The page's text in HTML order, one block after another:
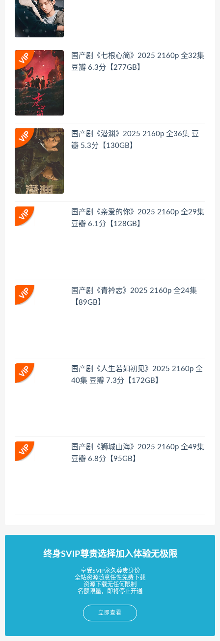
国产剧《七根心简》2025 2160p 全32集
豆瓣 6.3分【277GB】
国产剧《潜渊》2025 2160p 全36集 豆
瓣 5.3分【130GB】
国产剧《亲爱的你》2025 2160p 全29集
豆瓣 6.1分【128GB】
国产剧《青衿志》2025 2160p 全24集
【89GB】
国产剧《人生若如初见》2025 2160p 全
40集 豆瓣 7.3分【172GB】
国产剧《狮城山海》2025 2160p 全49集
豆瓣 6.8分【95GB】
终身SVIP尊贵选择加入体验无极限
享受SVIP永久尊贵身份
全站资源随意任性免费下载
资源下载无任何限制
名额限量，即将停止开通
立即查看